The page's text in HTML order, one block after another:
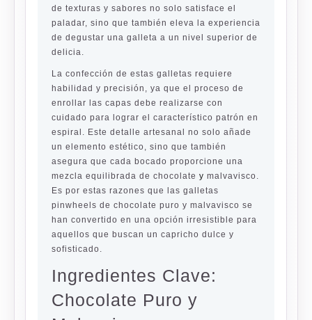
de texturas y sabores no solo satisface el
paladar, sino que también eleva la experiencia
de degustar una galleta a un nivel superior de
delicia.
La confección de estas galletas requiere
habilidad y precisión, ya que el proceso de
enrollar las capas debe realizarse con
cuidado para lograr el característico patrón en
espiral. Este detalle artesanal no solo añade
un elemento estético, sino que también
asegura que cada bocado proporcione una
mezcla equilibrada de chocolate y malvavisco.
Es por estas razones que las galletas
pinwheels de chocolate puro y malvavisco se
han convertido en una opción irresistible para
aquellos que buscan un capricho dulce y
sofisticado.
Ingredientes Clave:
Chocolate Puro y